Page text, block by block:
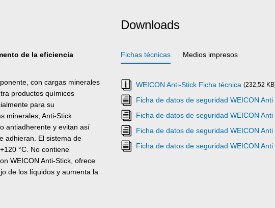
de la eficiencia
con cargas minerales
productos químicos
para su
minerales, Anti-Stick
antiadherente y evitan así
adhieran. El sistema de
°C. No contiene
WEICON Anti-Stick, ofrece
de los líquidos y aumenta la
del sustrato. El
Downloads
Fichas técnicas Medios impresos
WEICON Anti-Stick Ficha técnica (232,52
Ficha de datos de seguridad WEICON
Ficha de datos de seguridad WEICON
Ficha de datos de seguridad WEICON
Ficha de datos de seguridad WEICON